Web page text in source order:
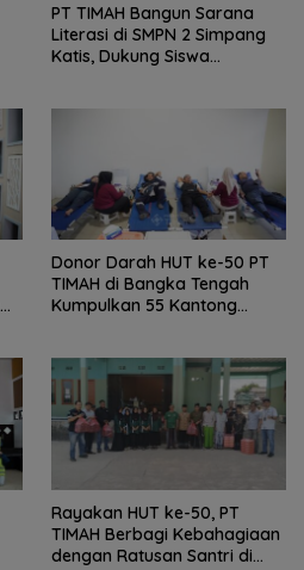
PT TIMAH Bangun Sarana
Literasi di SMPN 2 Simpang
Katis, Dukung Siswa
Donor Darah HUT ke-50 PT
TIMAH di Bangka Tengah
Kumpulkan 55 Kantong
Rayakan HUT ke-50, PT
TIMAH Berbagi Kebahagiaan
dengan Ratusan Santri di